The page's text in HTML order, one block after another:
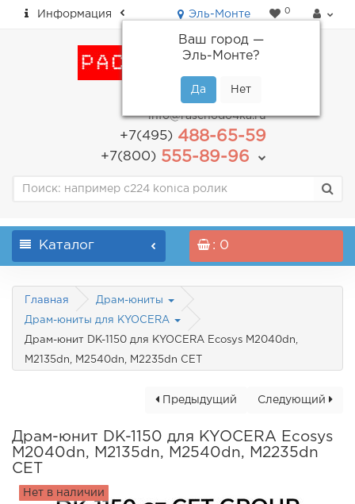
Информация Эль-Монте
Ваш город —
Эль-Монте?
0
пн-пт: с 9.00 до 18.00
info@raschodo4ka.ru
+7(495)488-65-59
+7(800)555-89-96
Каталог : 0
Главная Драм-юниты
Драм-юниты для KYOCERA
Драм-юнит DK-1150 для KYOCERA Ecosys M2040dn,
M2135dn, M2540dn, M2235dn CET
Следующий
Предыдущий
Драм-юнит DK-1150 для KYOCERA Ecosys
M2040dn, M2135dn, M2540dn, M2235dn
CET
Нет в наличии